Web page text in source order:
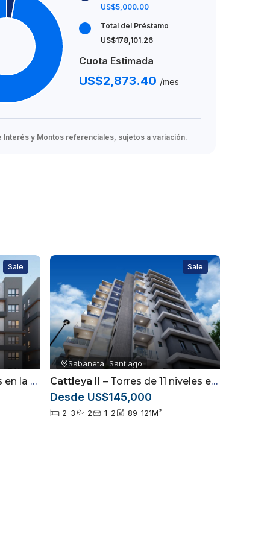
US$5,000.00
Total del Préstamo
US$178,101.26
Cuota Estimada
US$2,873.40 /mes
Interés y Montos referenciales, sujetos a variación.
Sale
Santiago
Sale
Sabaneta, Santiago
Cattleya II – Torres de 11 niveles en Sabaneta, Santiago
Desde US$145,000
2-3 2 1-2 89-121M²